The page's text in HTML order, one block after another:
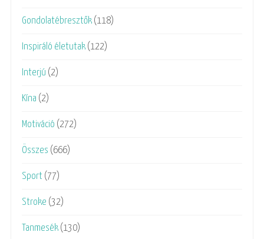
Gondolatébresztők (118)
Inspiráló életutak (122)
Interjú (2)
Kína (2)
Motiváció (272)
Összes (666)
Sport (77)
Stroke (32)
Tanmesék (130)